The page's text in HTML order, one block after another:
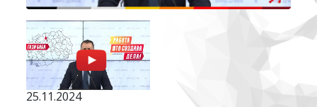
25.11.2024